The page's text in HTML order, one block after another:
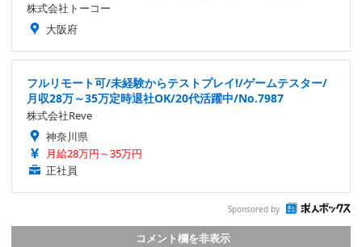
株式会社トーコー
大阪府
フルリモート可/未経験からテストプレイ!/ゲームテスター/
月収28万～35万定時退社OK/20代活躍中/No.7987
株式会社Reve
神奈川県
月給28万円～35万円
正社員
Sponsored by
コメント欄を非表示